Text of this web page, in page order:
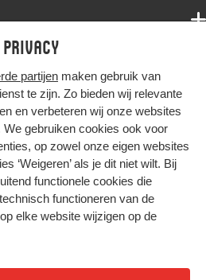
privacy
partijen maken gebruik van
te zijn. Zo bieden wij relevante
en verbeteren wij onze websites
gebruiken cookies ook voor
op zowel onze eigen websites
‘Weigeren’ als je dit niet wilt. Bij
functionele cookies die
functioneren van de
elke website wijzigen op de
alles samen